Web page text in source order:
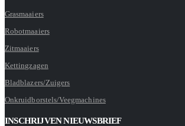
Grasmaaiers
Robotmaaiers
Zitmaaiers
Kettingzagen
Bladblazers/Zuigers
Onkruidborstels/Veegmachines
INSCHRIJVEN NIEUWSBRIEF